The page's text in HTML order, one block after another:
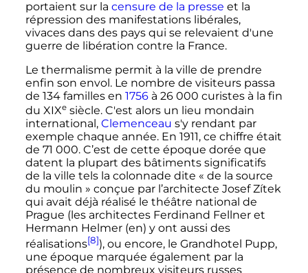
portaient sur la censure de la presse et la
répression des manifestations libérales,
vivaces dans des pays qui se relevaient d'une
guerre de libération contre la France.
Le thermalisme permit à la ville de prendre
enfin son envol. Le nombre de visiteurs passa
de 134 familles en 1756à 26 000 curistesà la fin
du XIXe siècle. C'est alors un lieu mondain
international, Clemenceau s'y rendant par
exemple chaque année. En 1911, ce chiffre était
de 71 000. C’est de cette époque dorée que
datent la plupart des bâtiments significatifs
de la ville tels la colonnade dite « de la source
du moulin » conçue par l’architecte Josef Zítek
qui avait déjà réalisé le théâtre national de
Prague (les architectes Ferdinand Fellner et
Hermann Helmer (en) y ont aussi des
réalisations[8]), ou encore, le Grandhotel Pupp,
une époque marquée également par la
présence de nombreux visiteurs russes